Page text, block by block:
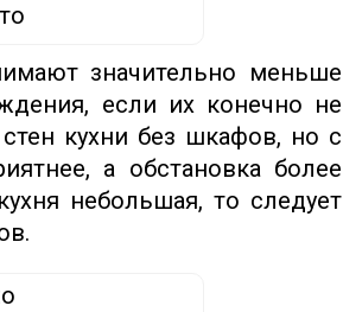
значительно меньше
если их конечно не
кухни без шкафов, но с
а обстановка более
небольшая, то следует